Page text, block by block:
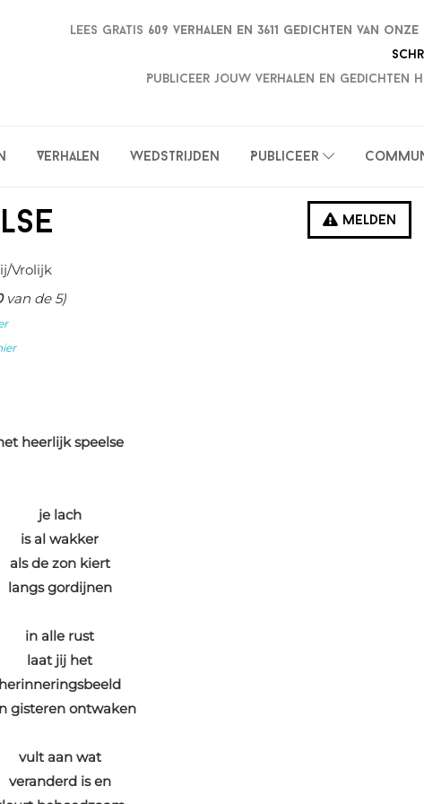
Lees gratis 609 verhalen en 3611 gedichten van
Publiceer jouw verhalen en gedichten
Verhalen Wedstrijden Publiceer
Melden
Vrolijk
van de 5)
heerlijk speelse
je lach
is al wakker
als de zon kiert
langs gordijnen
in alle rust
laat jij het
gisteren ontwaken
vult aan wat
veranderd is en